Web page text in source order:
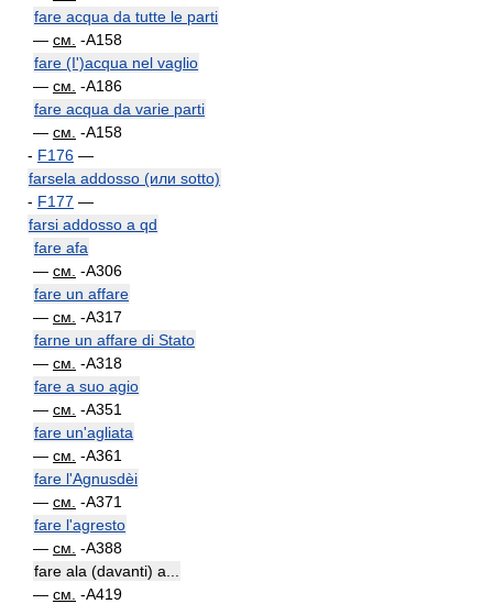
fare acqua da tutte le parti
— см. -A158
fare (I')acqua nel vaglio
— см. -A186
fare acqua da varie parti
— см. -A158
- F176 —
farsela addosso (или sotto)
- F177 —
farsi addosso a qd
fare afa
— см. -A306
fare un affare
— см. -A317
farne un affare di Stato
— см. -A318
fare a suo agio
— см. -A351
fare un'agliata
— см. -A361
fare l'Agnusdèi
— см. -A371
fare l'agresto
— см. -A388
fare ala (davanti) a...
— см. -A419